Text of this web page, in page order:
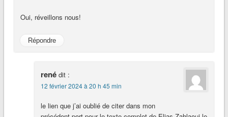
Oui, réveillons nous!
Répondre
rené dit :
12 février 2024 à 20 h 45 min
le lien que j’ai oublié de citer dans mon